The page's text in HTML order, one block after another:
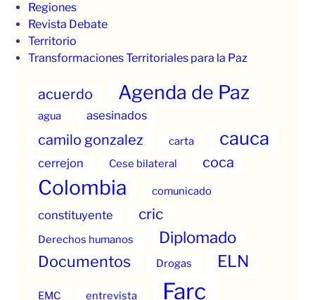
Regiones
Revista Debate
Territorio
Transformaciones Territoriales para la Paz
acuerdo Agenda de Paz
agua asesinados
camilo gonzalez carta cauca
cerrejon Cese bilateral coca
Colombia comunicado
constituyente cric
Derechos humanos Diplomado
Documentos Drogas ELN
EMC entrevista Farc